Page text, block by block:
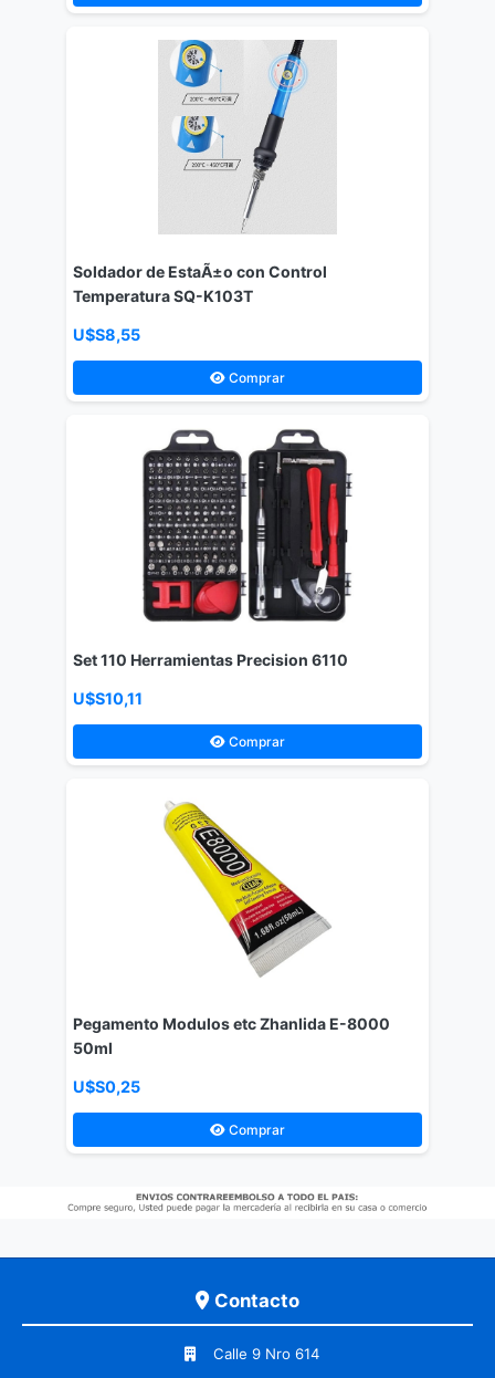
Soldador de EstaÃ±o con Control
Temperatura SQ-K103T
U$S8,55
Comprar
Set 110 Herramientas Precision 6110
U$S10,11
Comprar
Pegamento Modulos etc Zhanlida E-8000
50ml
U$S0,25
Comprar
Contacto
Calle 9 Nro 614